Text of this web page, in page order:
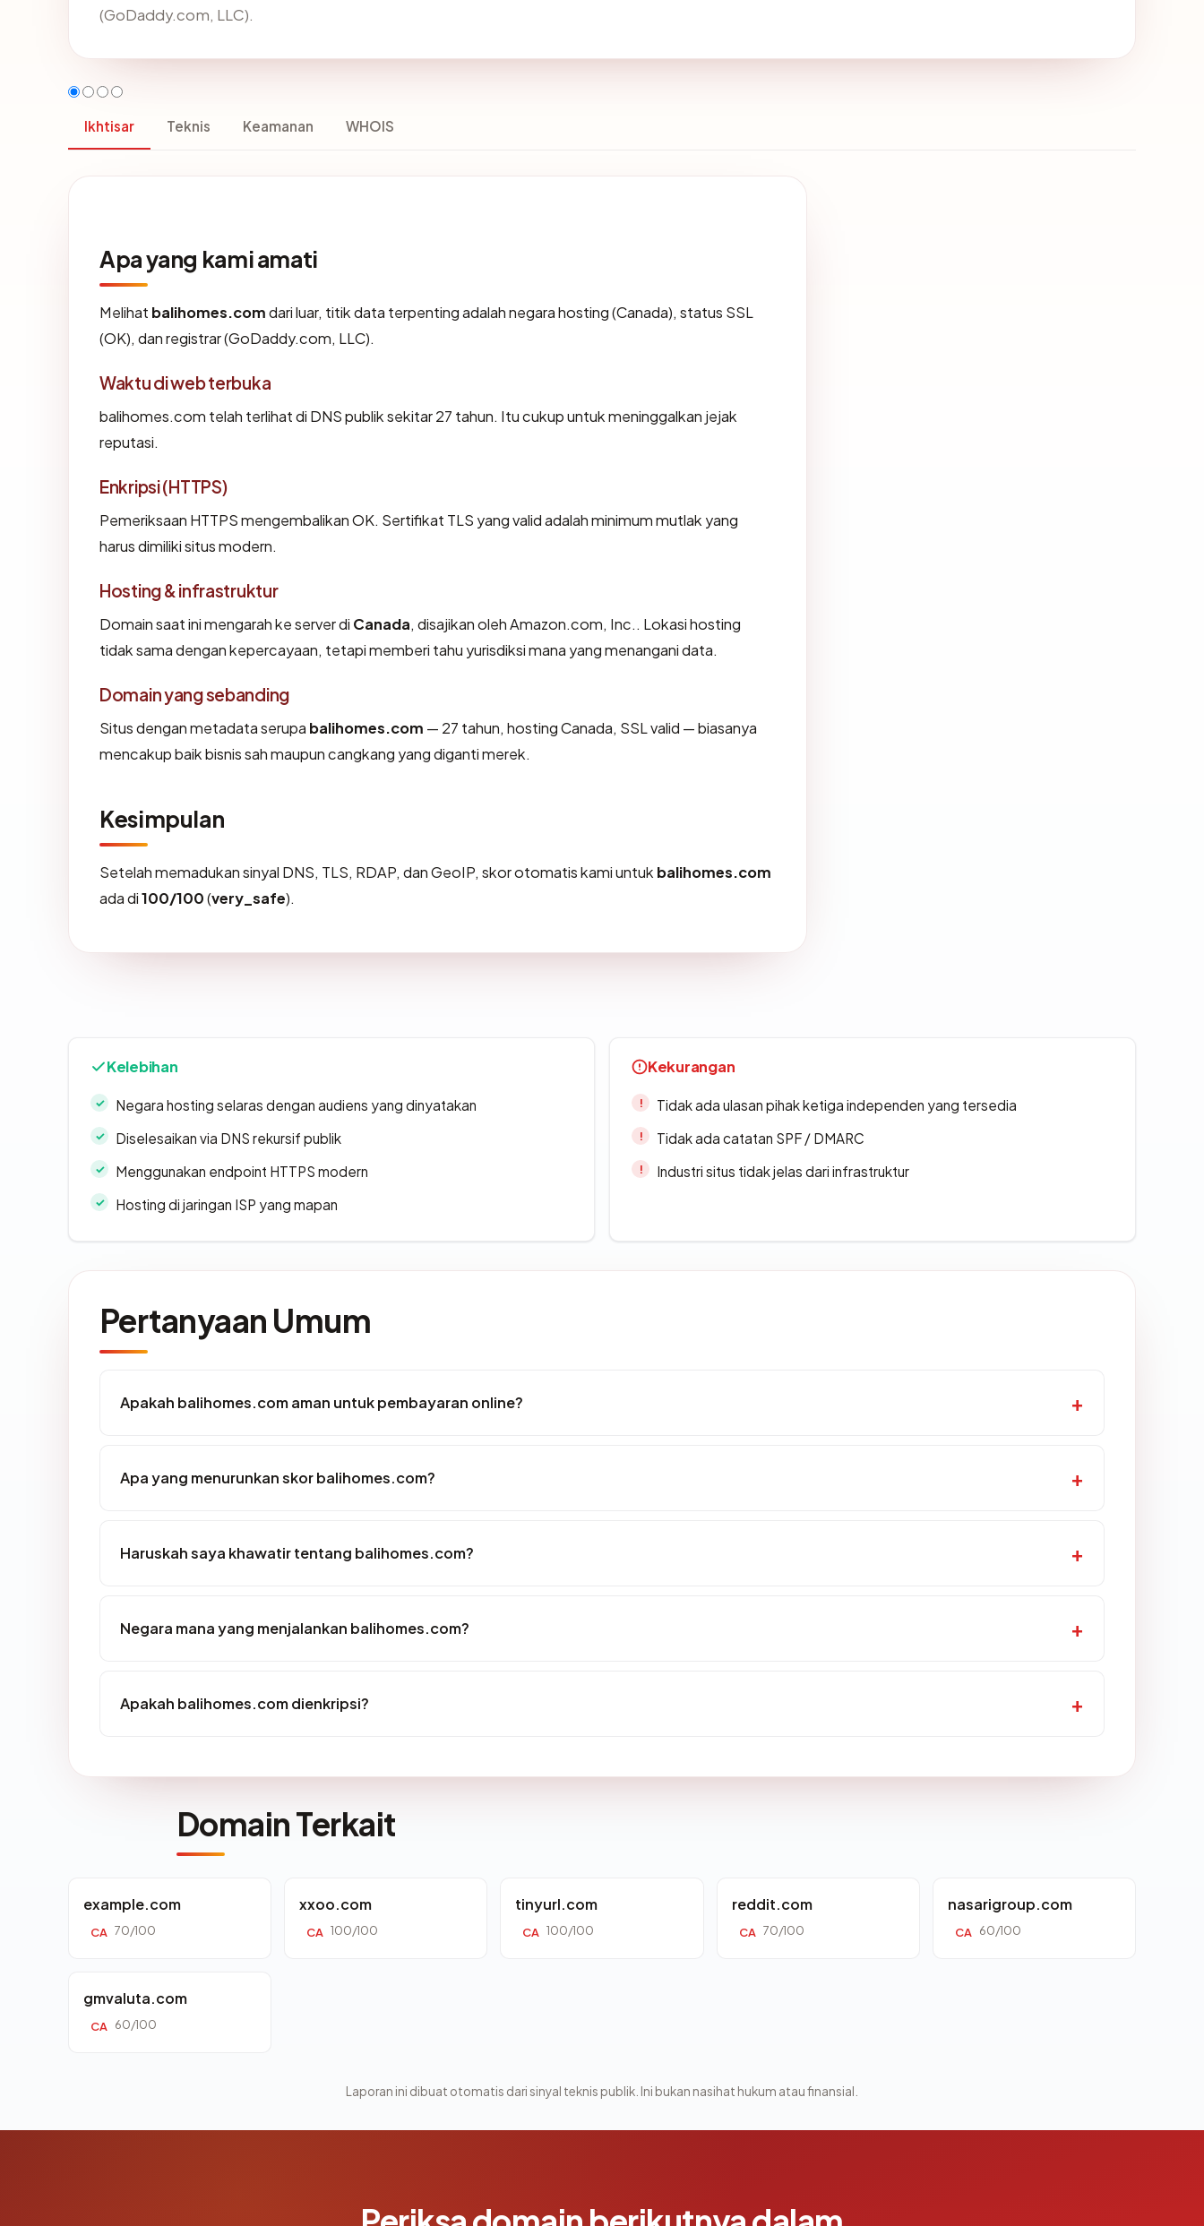
(GoDaddy.com, LLC).
Ikhtisar Teknis Keamanan WHOIS
Apa yang kami amati
Melihat balihomes.comdari luar, titik data terpenting adalah negara hosting (Canada), status SSL
(OK), dan registrar (GoDaddy.com, LLC).
Waktu di web terbuka
balihomes.com telah terlihat di DNS publik sekitar 27 tahun. Itu cukup untuk meninggalkan jejak
reputasi.
Enkripsi (HTTPS)
Pemeriksaan HTTPS mengembalikan OK. Sertifikat TLS yang valid adalah minimum mutlak yang
harus dimiliki situs modern.
Hosting & infrastruktur
Domain saat ini mengarah ke server di Canada, disajikan oleh Amazon.com, Inc.. Lokasi hosting
tidak sama dengan kepercayaan, tetapi memberi tahu yurisdiksi mana yang menangani data.
Domain yang sebanding
Situs dengan metadata serupa balihomes.com — 27 tahun, hosting Canada, SSL valid — biasanya
mencakup baik bisnis sah maupun cangkang yang diganti merek.
Kesimpulan
Setelah memadukan sinyal DNS, TLS, RDAP, dan GeoIP, skor otomatis kami untuk balihomes.com
ada di100/100(very_safe).
Kelebihan
Negara hosting selaras dengan audiens yang dinyatakan
Diselesaikan via DNS rekursif publik
Menggunakan endpoint HTTPS modern
Hosting di jaringan ISP yang mapan
Kekurangan
Tidak ada ulasan pihak ketiga independen yang tersedia
Tidak ada catatan SPF / DMARC
Industri situs tidak jelas dari infrastruktur
Pertanyaan Umum
Apakah balihomes.com aman untuk pembayaran online?
Apa yang menurunkan skor balihomes.com?
Haruskah saya khawatir tentang balihomes.com?
Negara mana yang menjalankan balihomes.com?
Apakah balihomes.com dienkripsi?
Domain Terkait
example.com
CA 70/100
xxoo.com
CA 100/100
tinyurl.com
CA 100/100
reddit.com
CA 70/100
nasarigroup.com
CA 60/100
gmvaluta.com
CA 60/100
Laporan ini dibuat otomatis dari sinyal teknis publik. Ini bukan nasihat hukum atau finansial.